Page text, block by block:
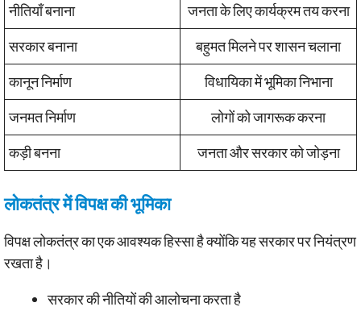
नीतियाँ बनाना
जनता के लिए कार्यक्रम तय करना
सरकार बनाना
बहुमत मिलने पर शासन चलाना
कानून निर्माण
विधायिका में भूमिका निभाना
जनमत निर्माण
लोगों को जागरूक करना
कड़ी बनना
जनता और सरकार को जोड़ना
लोकतंत्र में विपक्ष की भूमिका
विपक्ष लोकतंत्र का एक आवश्यक हिस्सा है क्योंकि यह सरकार पर नियंत्रण
रखता है।
सरकार की नीतियों की आलोचना करता है